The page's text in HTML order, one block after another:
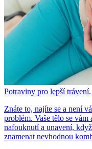
Potraviny pro lepší
Znáte to, najíte se a není
problém. Vaše tělo se
nafouknutí a unavení,
znamenat nevhodnou